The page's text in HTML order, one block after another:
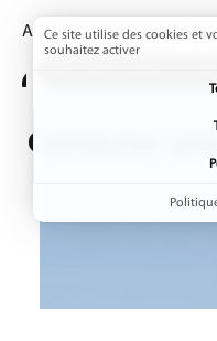
Accueil Page active :
Contacter
Contacter
Ce site utilise des cookies et
souhaitez activer